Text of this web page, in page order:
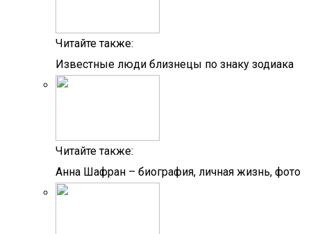
Читайте также:
Известные люди близнецы по знаку зодиака
Читайте также:
Анна Шафран – биография, личная жизнь, фото